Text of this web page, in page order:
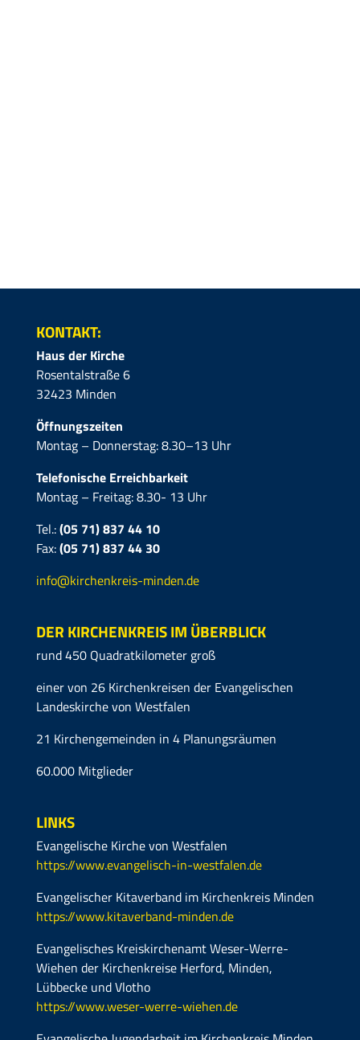
KONTAKT:
Haus der Kirche
Rosentalstraße 6
32423 Minden
Öffnungszeiten
Montag – Donnerstag: 8.30–13 Uhr
Telefonische Erreichbarkeit
Montag – Freitag: 8.30- 13 Uhr
Tel.:(05 71) 837 44 10
Fax:(05 71)837 44 30
info@kirchenkreis-minden.de
DER KIRCHENKREIS IM ÜBERBLICK
rund 450 Quadratkilometer groß
einer von 26 Kirchenkreisen der Evangelischen
Landeskirche von Westfalen
21 Kirchengemeinden in 4 Planungsräumen
60.000 Mitglieder
LINKS
Evangelische Kirche von Westfalen
https://www.evangelisch-in-westfalen.de
Evangelischer Kitaverband im Kirchenkreis Minden
https://www.kitaverband-minden.de
Evangelisches Kreiskirchenamt Weser-Werre-
Wiehen der Kirchenkreise Herford, Minden,
Lübbecke und Vlotho
https://www.weser-werre-wiehen.de